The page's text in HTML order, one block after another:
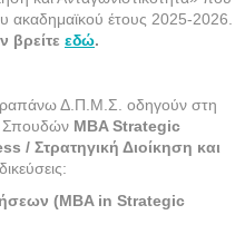
ακαδημαϊκού έτους 2025-2026.
βρείτε εδώ.
Δ.Π.Μ.Σ. οδηγούν στη
Σπουδών MBA Strategic
/ Στρατηγική Διοίκηση και
(MBA in Strategic